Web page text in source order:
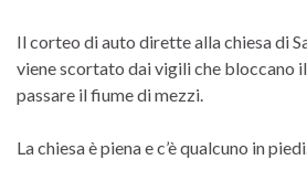
Il corteo di auto dirette alla chiesa di
viene scortato dai vigili che bloccano
passare il fiume di mezzi.
La chiesa è piena e c’è qualcuno in piedi.